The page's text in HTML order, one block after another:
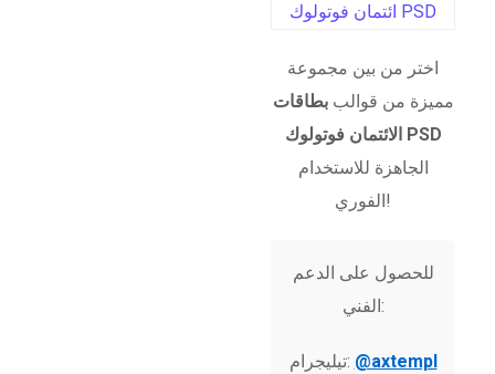
اختر من بين مجموعة
مميزة من قوالببطاقات
الائتمان فوتولوك PSD
الجاهزة للاستخدام
الفوري!
للحصول على الدعم
الفني:
تيليجرام: @axtempl